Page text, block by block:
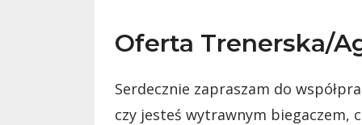
Oferta Trenerska/
Serdecznie zapraszam do
czy jesteś wytrawnym biegaczem,